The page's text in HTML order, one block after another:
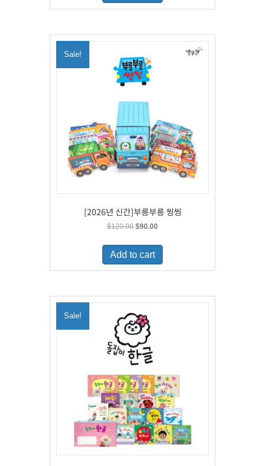
Sale!
[2026년 신간]부릉부릉 씽씽
$120.00 Original
was:
$120.00.
$90.00Current
is:
Add to cart
Sale!